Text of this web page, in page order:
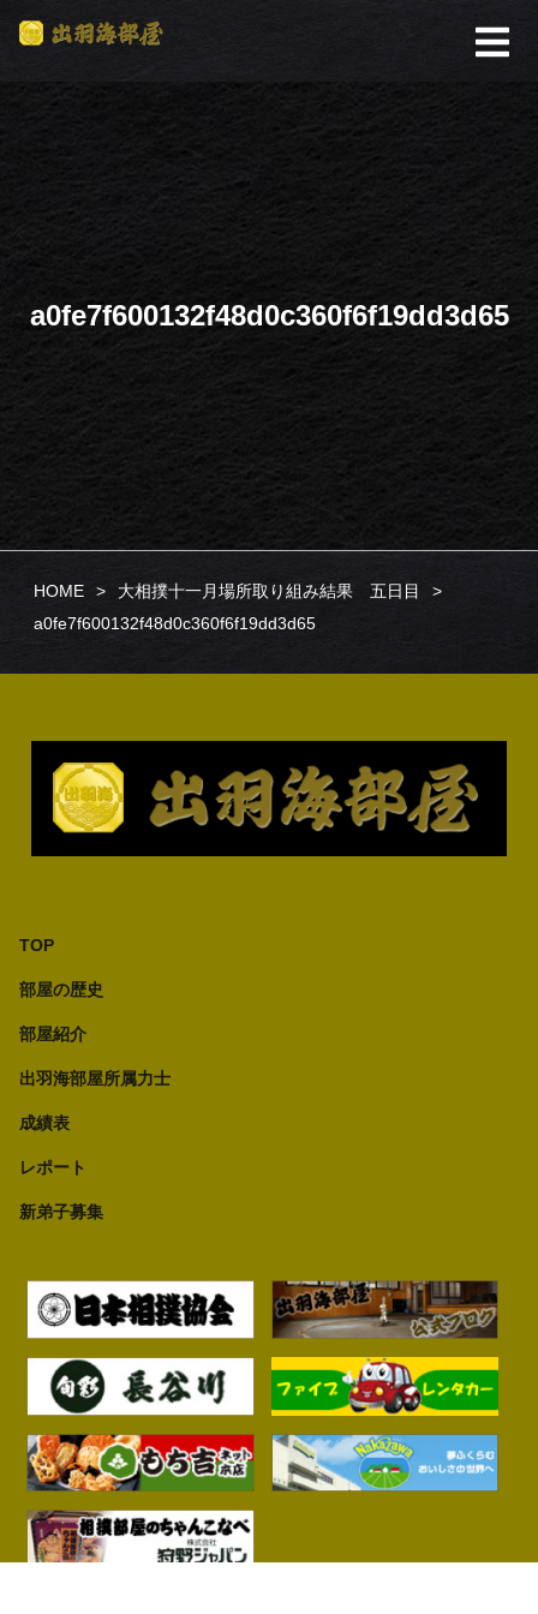
a0fe7f600132f48d0c360f6f19dd3d65
HOME
大相撲十一月場所取り組み結果 五日目
a0fe7f600132f48d0c360f6f19dd3d65
TOP
部屋の歴史
部屋紹介
出羽海部屋所属力士
成績表
レポート
新弟子募集